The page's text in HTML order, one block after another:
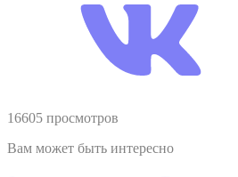
16605 просмотров
Вам может быть интересно